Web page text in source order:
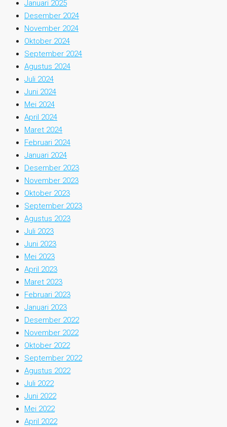
Januari 2025
Desember 2024
November 2024
Oktober 2024
September 2024
Agustus 2024
Juli 2024
Juni 2024
Mei 2024
April 2024
Maret 2024
Februari 2024
Januari 2024
Desember 2023
November 2023
Oktober 2023
September 2023
Agustus 2023
Juli 2023
Juni 2023
Mei 2023
April 2023
Maret 2023
Februari 2023
Januari 2023
Desember 2022
November 2022
Oktober 2022
September 2022
Agustus 2022
Juli 2022
Juni 2022
Mei 2022
April 2022